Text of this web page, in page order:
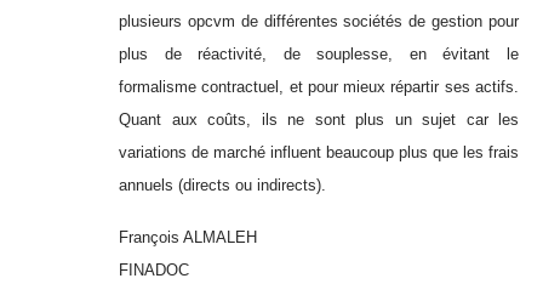
plusieurs opcvm de différentes sociétés de gestion pour
plus de réactivité, de souplesse, en évitant le
formalisme contractuel, et pour mieux répartir ses actifs.
Quant aux coûts, ils ne sont plus un sujet car les
variations de marché influent beaucoup plus que les frais
annuels (directs ou indirects).
François ALMALEH
FINADOC